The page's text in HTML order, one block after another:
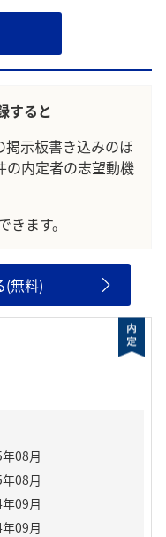
すると
掲示板書き込みのほ
の内定者の志望動機
きます。
(無料)
08月
08月
09月
09月